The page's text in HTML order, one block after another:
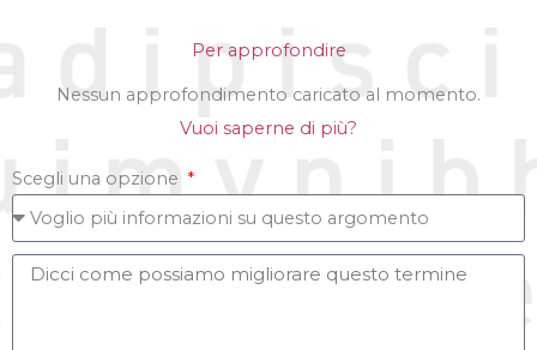
Per approfondire
Nessun approfondimento caricato al momento.
Vuoi saperne di più?
Scegli una opzione